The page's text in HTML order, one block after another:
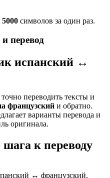
5000 символов за один раз.
перевод
испанский ↔
переводить тексты и
французский и обратно.
варианты перевода и
оригинала.
к переводу
↔ французский.